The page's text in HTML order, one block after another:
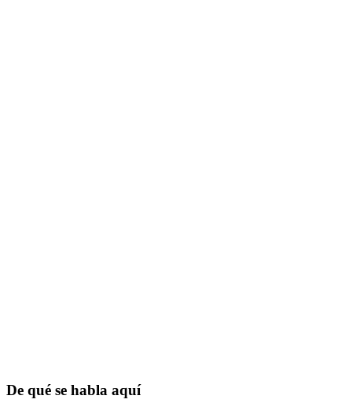
De qué se habla aquí